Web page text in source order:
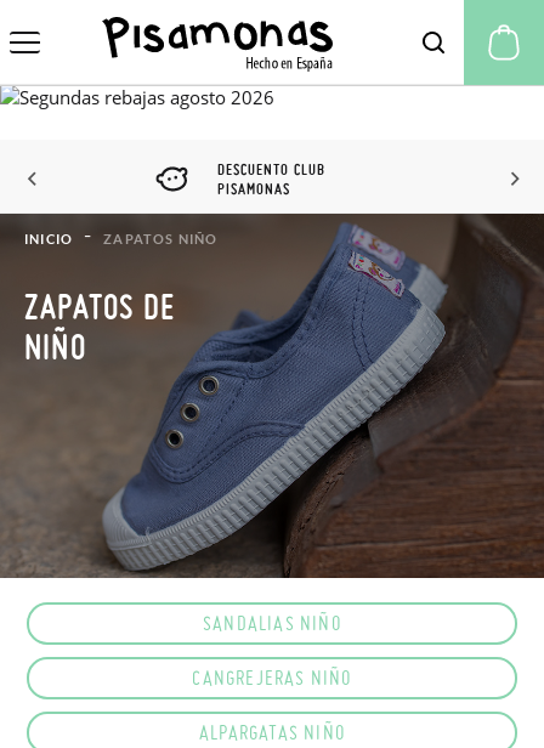
DESCUENTO CLUB
PISAMONAS
INICIO ZAPATOS NIÑO
ZAPATOS DE
NIÑO
SANDALIAS NIÑO
CANGREJERAS NIÑO
ALPARGATAS NIÑO